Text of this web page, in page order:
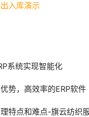
入库演示
系统实现智能化
势，高效率的ERP软件
特点和难点-旗云纺织